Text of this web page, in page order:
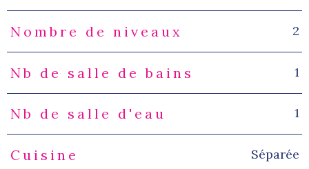
Nombre de niveaux 2
Nb de salle de bains 1
Nb de salle d'eau 1
Cuisine Séparée